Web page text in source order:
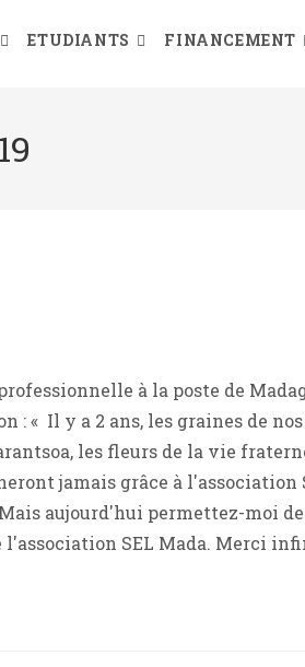
ETUDIANTS FINANCEMENT
à la poste de
: « Il y a 2 ans, les graines de
les fleurs de la vie
jamais grâce à l'association
aujourd'hui permettez-moi
SEL Mada. Merci